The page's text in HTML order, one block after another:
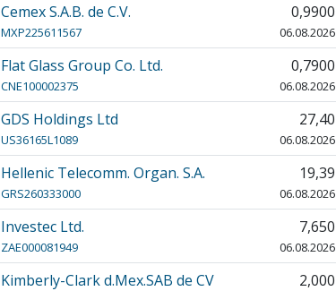
Cemex S.A.B. de C.V.
MXP225611567
0,9900
06.08.2026
Flat Glass Group Co. Ltd.
CNE100002375
0,7900
06.08.2026
GDS Holdings Ltd
US36165L1089
27,40
06.08.2026
Hellenic Telecomm. Organ. S.A.
GRS260333000
19,39
06.08.2026
Investec Ltd.
ZAE000081949
7,650
06.08.2026
Kimberly-Clark d.Mex.SAB de CV 2,000